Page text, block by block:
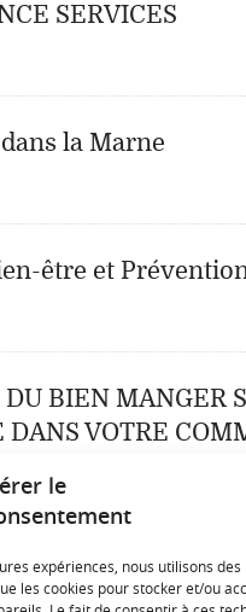
le
expériences, nous utilisons des
les cookies pour stocker et/ou
SERVICES
la Marne
être et
BIEN MANGER
DANS VOTRE